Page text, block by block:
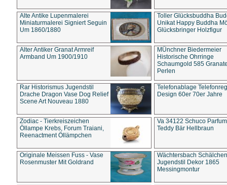
Alte Antike Lupenmalerei
Miniaturmalerei Signiert Seguin
Um 1860/1880
Toller Glücksbuddha
Unikat Happy Buddha
Glücksbringer Holzfigur
Alter Antiker Granat Armreif
Armband Um 1900/1910
MÜnchner Biedermeier
Historische Ohrringe
Schaumgold 585
Perlen
Rar Historismus Jugendstil
Drache Dragon Vase Dog Relief
Scene Art Nouveau 1880
Telefonablage
Design 60er 70er Jahre
Zodiac - Tierkreiszeichen
Öllampe Krebs, Forum Traiani,
Reenactment Öllämpchen
Va 34122 Schuco
Teddy Bär Hellbraun
Originale Meissen Fuss - Vase
Rosenmuster Mit Goldrand
Wächtersbach Schälchen
Jugendstil Dekor 1865
Messingmontur